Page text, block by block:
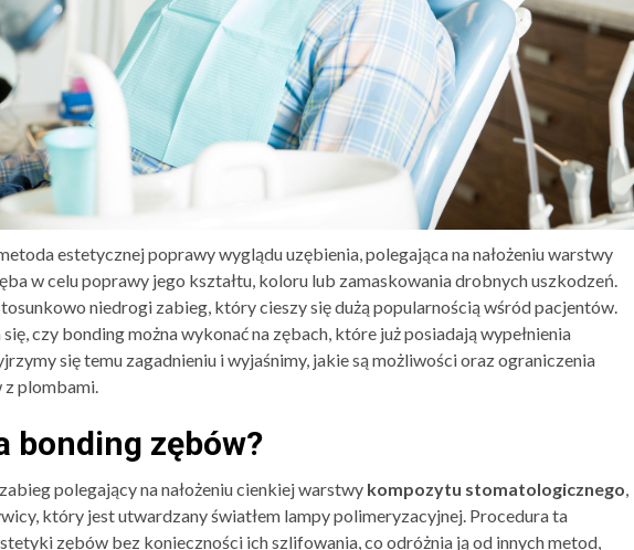
estetycznej poprawy wyglądu uzębienia, polegająca na nałożeniu warstwy
w celu poprawy jego kształtu, koloru lub zamaskowania drobnych uszkodzeń.
niedrogi zabieg, który cieszy się dużą popularnością wśród pacjentów.
czy bonding można wykonać na zębach, które już posiadają wypełnienia
się temu zagadnieniu i wyjaśnimy, jakie są możliwości oraz ograniczenia
plombami.
bonding zębów?
polegający na nałożeniu cienkiej warstwy kompozytu stomatologicznego
który jest utwardzany światłem lampy polimeryzacyjnej. Procedura ta
zębów bez konieczności ich szlifowania, co odróżnia ją od innych metod,